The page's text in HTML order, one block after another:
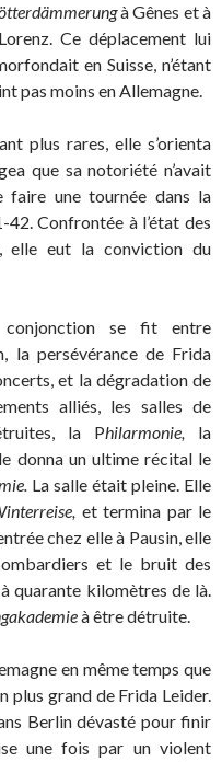
à Gênes et à
Ce déplacement lui
en Suisse, n’étant
pas moins en Allemagne.
plus rares, elle s’orienta
que sa notoriété n’avait
faire une tournée dans la
42. Confrontée à l’état des
elle eut la conviction du
se fit entre
la persévérance de Frida
et la dégradation de
alliés, les salles de
la Philarmonie, la
donna un ultime récital le
La salle était pleine. Elle
et termina par le
chez elle à Pausin, elle
et le bruit des
quarante kilomètres de là.
à être détruite.
en même temps que
plus grand de Frida Leider.
Berlin dévasté pour finir
une fois par un violent